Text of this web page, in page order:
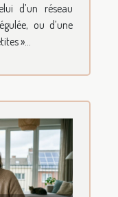
d’un réseau
ou d’une
»...